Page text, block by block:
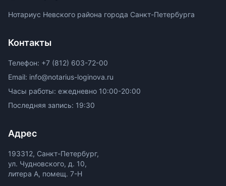
Нотариус Невского района города Санкт-Петербурга
Контакты
Телефон: +7 (812) 603-72-00
Email: info@notarius-loginova.ru
Часы работы: ежедневно 10:00-20:00
Последняя запись: 19:30
Адрес
193312, Санкт-Петербург,
ул. Чудновского, д. 10,
литера А, помещ. 7-Н